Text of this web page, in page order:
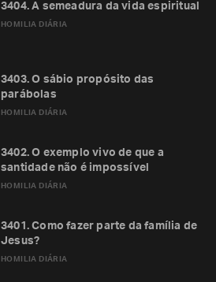
HOMILIA DIÁRIA
3404. A semeadura da vida espiritual
HOMILIA DIÁRIA
3403. O sábio propósito das
parábolas
HOMILIA DIÁRIA
3402. O exemplo vivo de que a
santidade não é impossível
HOMILIA DIÁRIA
3401. Como fazer parte da família de
Jesus?